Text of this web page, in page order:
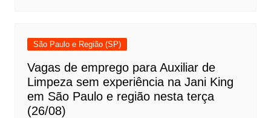
São Paulo e Região (SP)
Vagas de emprego para Auxiliar de
Limpeza sem experiência na Jani King
em São Paulo e região nesta terça
(26/08)